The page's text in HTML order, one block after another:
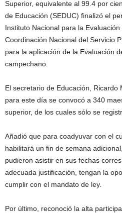
Superior, equivalente al 99.4 por
de Educación (SEDUC) finalizó el
Instituto Nacional para la
Coordinación Nacional del Servicio
para la aplicación de la Evaluación
campechano.
El secretario de Educación, Ricardo
para este día se convocó a 340
superior, de los cuales sólo se
Añadió que para coadyuvar con el
habilitará un fin de semana
pudieron asistir en sus fechas
adecuada justificación, tengan la
cumplir con el mandato de ley.
Por último, reconoció la alta